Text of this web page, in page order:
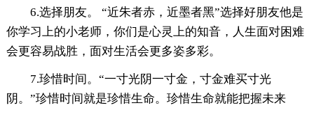
6.选择朋友。 “近朱者赤，近墨者黑”选择好朋友他是
你学习上的小老师，你们是心灵上的知音，人生面对困难
会更容易战胜，面对生活会更多姿多彩。
7.珍惜时间。“一寸光阴一寸金，寸金难买寸光
阴。”珍惜时间就是珍惜生命。珍惜生命就能把握未来